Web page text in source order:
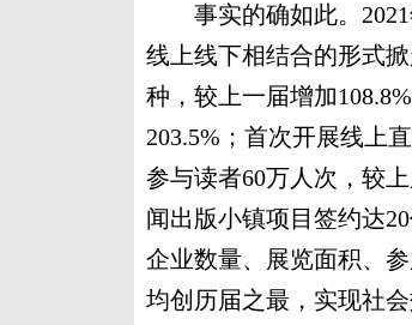
事实的确如此。2021
线上线下相结合的形式
种，较上一届增加
203.5%；首次开展线上
参与读者60万人次，较
闻出版小镇项目签约达
企业数量、展览面积、
均创历届之最，实现社